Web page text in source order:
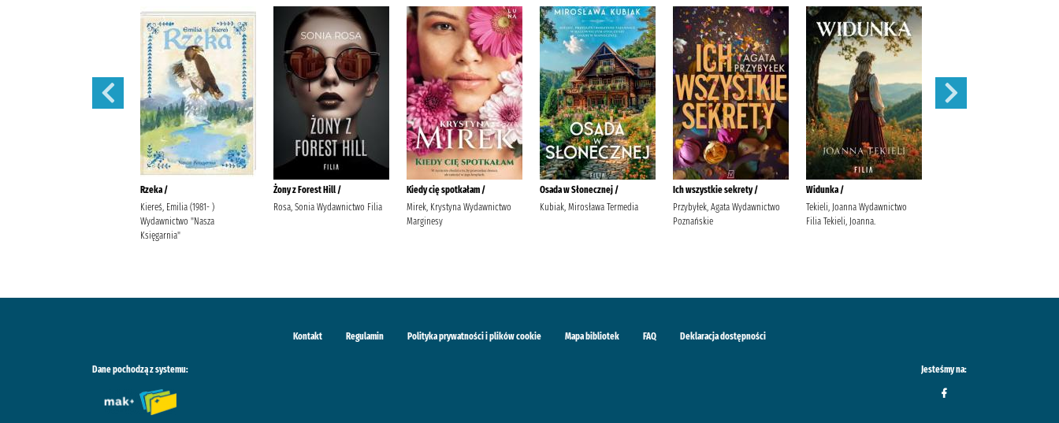
Rzeka /
Kiereś, Emilia (1981- )
Wydawnictwo "Nasza
Księgarnia"
Żony z Forest Hill /
Rosa, Sonia Wydawnictwo Filia
Kiedy cię spotkałam /
Mirek, Krystyna Wydawnictwo
Marginesy
Osada w Słonecznej /
Kubiak, Mirosława Termedia
Ich wszystkie sekrety /
Przybyłek, Agata Wydawnictwo
Poznańskie
Widunka /
Tekieli, Joanna Wydawnictwo
Filia Tekieli, Joanna.
Kontakt Regulamin Polityka prywatności i plików cookie Mapa bibliotek FAQ Deklaracja dostępności
Dane pochodzą z systemu: Jesteśmy na: